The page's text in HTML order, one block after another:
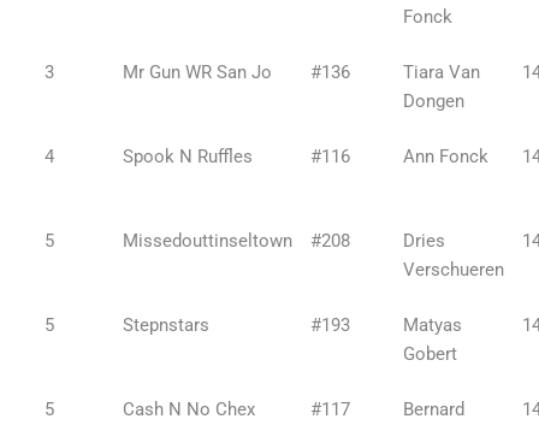
Fonck
3 Mr Gun WR San Jo #136
Tiara Van
Dongen
4 Spook N Ruffles #116 Ann Fonck
5 Missedouttinseltown #208
Dries
Verschueren
5 Stepnstars #193
Matyas
Gobert
5 Cash N No Chex #117
Bernard